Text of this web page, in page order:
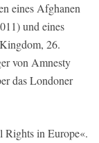
eines Afghanen
und eines
26.
von Amnesty
das Londoner
in Europe«.